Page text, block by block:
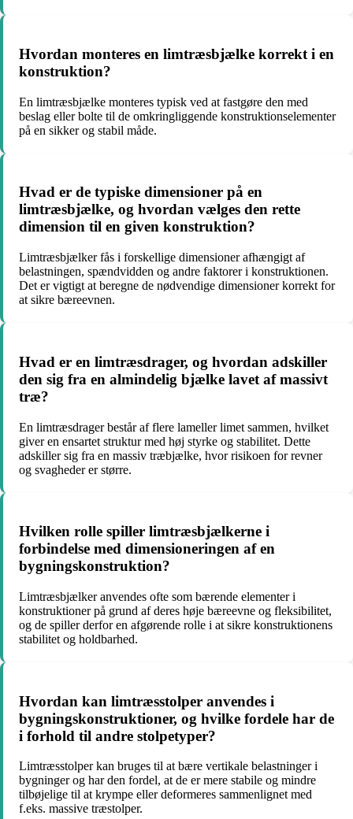
Hvordan monteres en limtræsbjælke korrekt i en
konstruktion?
En limtræsbjælke monteres typisk ved at fastgøre den med
beslag eller bolte til de omkringliggende konstruktionselementer
på en sikker og stabil måde.
Hvad er de typiske dimensioner på en
limtræsbjælke, og hvordan vælges den rette
dimension til en given konstruktion?
Limtræsbjælker fås i forskellige dimensioner afhængigt af
belastningen, spændvidden og andre faktorer i konstruktionen.
Det er vigtigt at beregne de nødvendige dimensioner korrekt for
at sikre bæreevnen.
Hvad er en limtræsdrager, og hvordan adskiller
den sig fra en almindelig bjælke lavet af massivt
træ?
En limtræsdrager består af flere lameller limet sammen, hvilket
giver en ensartet struktur med høj styrke og stabilitet. Dette
adskiller sig fra en massiv træbjælke, hvor risikoen for revner
og svagheder er større.
Hvilken rolle spiller limtræsbjælkerne i
forbindelse med dimensioneringen af en
bygningskonstruktion?
Limtræsbjælker anvendes ofte som bærende elementer i
konstruktioner på grund af deres høje bæreevne og fleksibilitet,
og de spiller derfor en afgørende rolle i at sikre konstruktionens
stabilitet og holdbarhed.
Hvordan kan limtræsstolper anvendes i
bygningskonstruktioner, og hvilke fordele har de
i forhold til andre stolpetyper?
Limtræsstolper kan bruges til at bære vertikale belastninger i
bygninger og har den fordel, at de er mere stabile og mindre
tilbøjelige til at krympe eller deformeres sammenlignet med
f.eks. massive træstolper.